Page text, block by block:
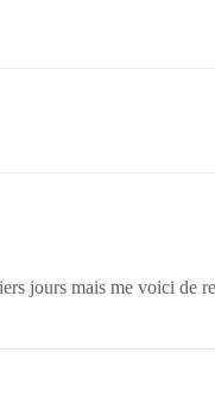
jours mais me voici de